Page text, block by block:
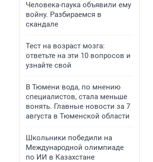
Человека-паука объявили ему
войну. Разбираемся в
скандале
Тест на возраст мозга:
ответьте на эти 10 вопросов и
узнайте свой
В Тюмени вода, по мнению
специалистов, стала меньше
вонять. Главные новости за 7
августа в Тюменской области
Школьники победили на
Международной олимпиаде
по ИИ в Казахстане